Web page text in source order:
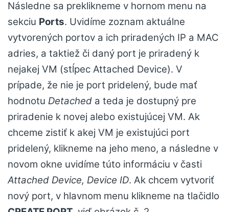
Následne sa preklikneme v hornom menu na
sekciu Ports. Uvidíme zoznam aktuálne
vytvorených portov a ich priradených IP a MAC
adries, a taktiež či daný port je priradený k
nejakej VM (stĺpec Attached Device). V
prípade, že nie je port pridelený, bude mať
hodnotu Detached a teda je dostupný pre
priradenie k novej alebo existujúcej VM. Ak
chceme zistiť k akej VM je existujúci port
pridelený, klikneme na jeho meno, a následne v
novom okne uvidíme túto informáciu v časti
Attached Device, Device ID. Ak chcem vytvoriť
nový port, v hlavnom menu klikneme na tlačidlo